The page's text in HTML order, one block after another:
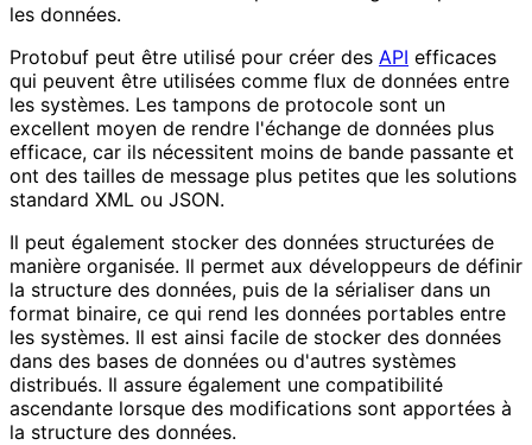
les données.
Protobuf peut être utilisé pour créer des API efficaces
qui peuvent être utilisées comme flux de données entre
les systèmes. Les tampons de protocole sont un
excellent moyen de rendre l'échange de données plus
efficace, car ils nécessitent moins de bande passante et
ont des tailles de message plus petites que les solutions
standard XML ou JSON.
Il peut également stocker des données structurées de
manière organisée. Il permet aux développeurs de définir
la structure des données, puis de la sérialiser dans un
format binaire, ce qui rend les données portables entre
les systèmes. Il est ainsi facile de stocker des données
dans des bases de données ou d'autres systèmes
distribués. Il assure également une compatibilité
ascendante lorsque des modifications sont apportées à
la structure des données.